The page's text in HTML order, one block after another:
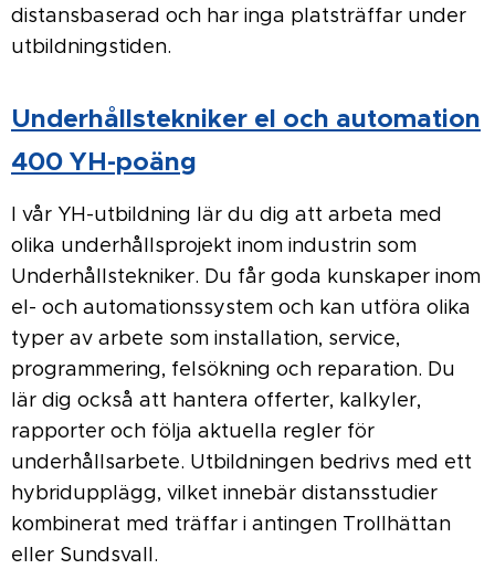
distansbaserad och har inga platsträffar under
utbildningstiden.
Underhållstekniker el och automation
400 YH-poäng
I vår YH-utbildning lär du dig att arbeta med
olika underhållsprojekt inom industrin som
Underhållstekniker. Du får goda kunskaper inom
el- och automationssystem och kan utföra olika
typer av arbete som installation, service,
programmering, felsökning och reparation. Du
lär dig också att hantera offerter, kalkyler,
rapporter och följa aktuella regler för
underhållsarbete. Utbildningen bedrivs med ett
hybridupplägg, vilket innebär distansstudier
kombinerat med träffar i antingen Trollhättan
eller Sundsvall.